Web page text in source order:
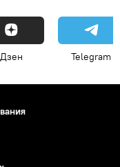
Дзен Telegram